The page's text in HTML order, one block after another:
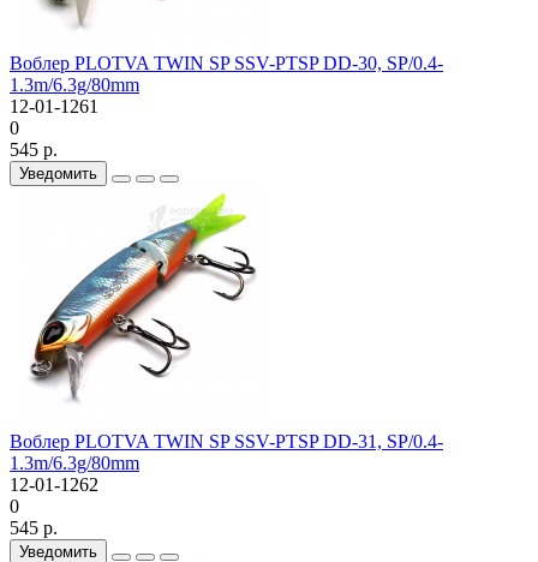
Воблер PLOTVA TWIN SP SSV-PTSP DD-30, SP/0.4-
1.3m/6.3g/80mm
12-01-1261
0
545 р.
Уведомить
Воблер PLOTVA TWIN SP SSV-PTSP DD-31, SP/0.4-
1.3m/6.3g/80mm
12-01-1262
0
545 р.
Уведомить